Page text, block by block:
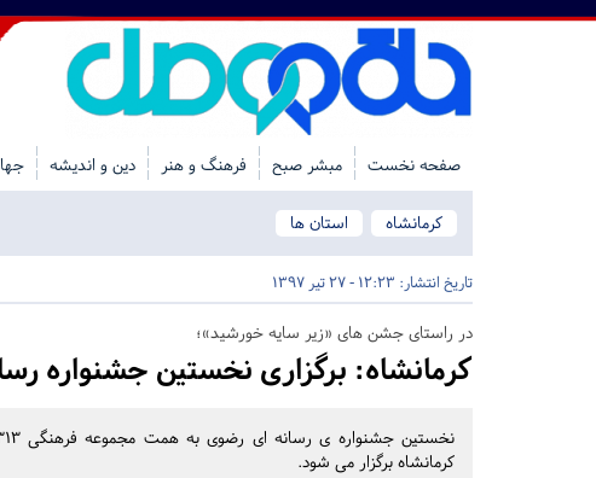
صفحه نخست مبشر صبح فرهنگ و هنر دین و اندیشه
کرمانشاه استان ها
تاریخ انتشار: 12:23 - 27 تیر 1397
در راستای جشن های «زیر سایه خورشید»؛
کرمانشاه: برگزاری نخستین جشنواره
کرمانشاه برگزار می شود.